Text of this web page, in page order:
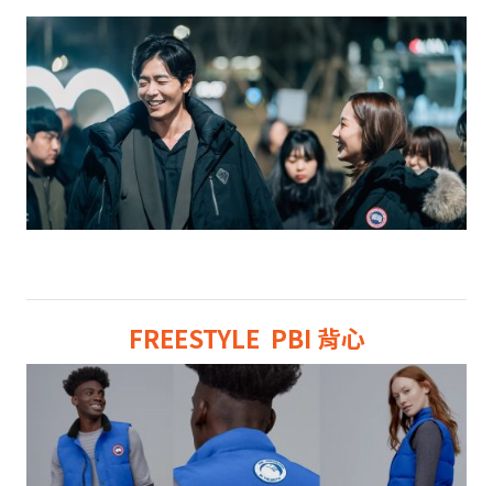
FREESTYLE PBI 背心